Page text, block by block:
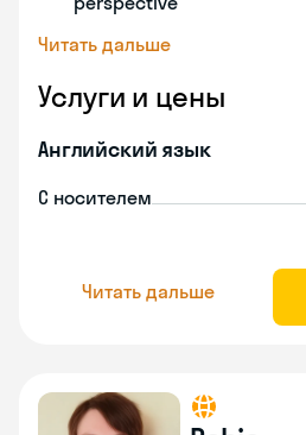
Читать дальше
Услуги и цены
Английский язык
С носителем
Читать дальше